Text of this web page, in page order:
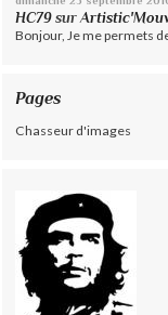
HC79 sur
Bonjour, Je me permets
Pages
Chasseur d'images